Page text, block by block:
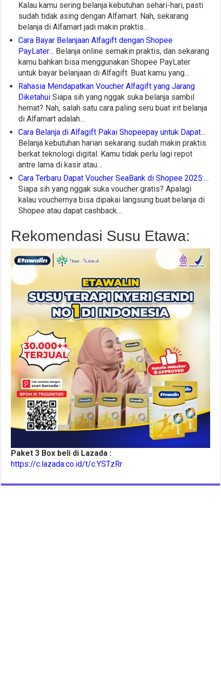
Kalau kamu sering belanja kebutuhan sehari-hari, pasti
sudah tidak asing dengan Alfamart. Nah, sekarang
belanja di Alfamart jadi makin praktis…
Cara Bayar Belanjaan Alfagift dengan Shopee
PayLater… Belanja online semakin praktis, dan sekarang
kamu bahkan bisa menggunakan Shopee PayLater
untuk bayar belanjaan di Alfagift. Buat kamu yang…
Rahasia Mendapatkan Voucher Alfagift yang Jarang
Diketahui Siapa sih yang nggak suka belanja sambil
hemat? Nah, salah satu cara paling seru buat irit belanja
di Alfamart adalah…
Cara Belanja di Alfagift Pakai Shopeepay untuk Dapat…
Belanja kebutuhan harian sekarang sudah makin praktis
berkat teknologi digital. Kamu tidak perlu lagi repot
antre lama di kasir atau…
Cara Terbaru Dapat Voucher SeaBank di Shopee 2025:…
Siapa sih yang nggak suka voucher gratis? Apalagi
kalau vouchernya bisa dipakai langsung buat belanja di
Shopee atau dapat cashback…
Rekomendasi Susu Etawa:
Paket 3 Box beli di Lazada :
https://c.lazada.co.id/t/c.YSTzRr